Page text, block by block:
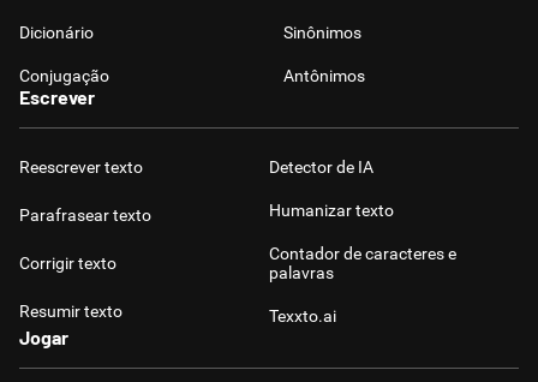
Dicionário Sinônimos
Conjugação Antônimos
Escrever
Reescrever texto
Parafrasear texto
Corrigir texto
Resumir texto
Detector de IA
Humanizar texto
Contador de caracteres e
palavras
Texxto.ai
Jogar